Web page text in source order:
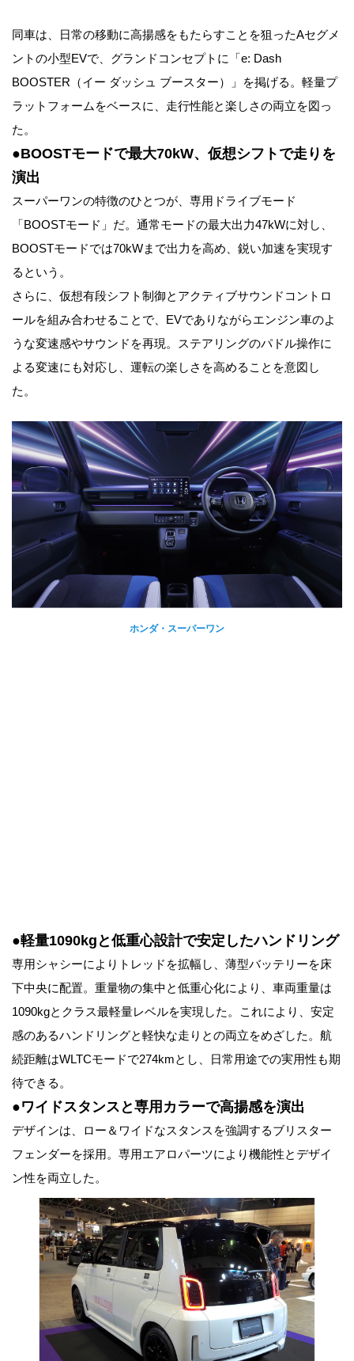
同車は、日常の移動に高揚感をもたらすことを狙ったAセグメ
ントの小型EVで、グランドコンセプトに「e: Dash
BOOSTER（イー ダッシュ ブースター）」を掲げる。軽量プ
ラットフォームをベースに、走行性能と楽しさの両立を図っ
た。
●BOOSTモードで最大70kW、仮想シフトで走りを
演出
スーパーワンの特徴のひとつが、専用ドライブモード
「BOOSTモード」だ。通常モードの最大出力47kWに対し、
BOOSTモードでは70kWまで出力を高め、鋭い加速を実現す
るという。
さらに、仮想有段シフト制御とアクティブサウンドコントロ
ールを組み合わせることで、EVでありながらエンジン車のよ
うな変速感やサウンドを再現。ステアリングのパドル操作に
よる変速にも対応し、運転の楽しさを高めることを意図し
た。
ホンダ・スーパーワン
●軽量1090kgと低重心設計で安定したハンドリング
専用シャシーによりトレッドを拡幅し、薄型バッテリーを床
下中央に配置。重量物の集中と低重心化により、車両重量は
1090kgとクラス最軽量レベルを実現した。これにより、安定
感のあるハンドリングと軽快な走りとの両立をめざした。航
続距離はWLTCモードで274kmとし、日常用途での実用性も期
待できる。
●ワイドスタンスと専用カラーで高揚感を演出
デザインは、ロー＆ワイドなスタンスを強調するブリスター
フェンダーを採用。専用エアロパーツにより機能性とデザイ
ン性を両立した。